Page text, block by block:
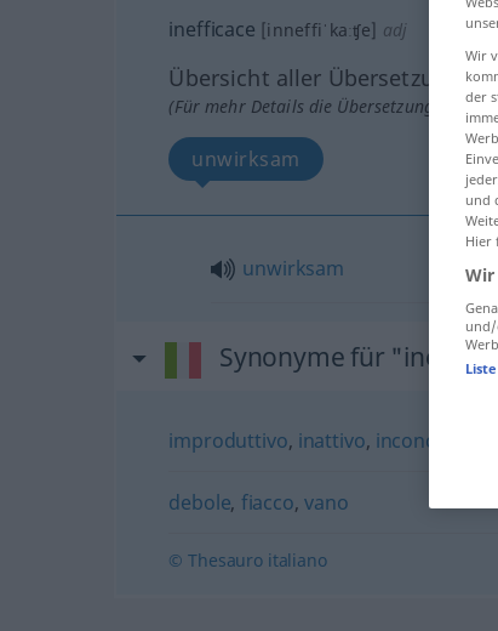
inefficace [inneffiˈkaːʧe] adj
Übersicht aller Übersetzungen
(Für mehr Details die Übersetzung
unwirksam
unwirksam
Synonyme für
improduttivo, inattivo, inconcludente
debole, fiacco,vano
© Thesauro italiano
Wir
der
und
Hier
Wir
und/